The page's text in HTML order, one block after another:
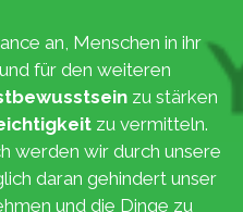
an, Menschen in ihr
für den weiteren
zu stärken
zu vermitteln.
werden wir durch unsere
daran gehindert unser
und die Dinge zu